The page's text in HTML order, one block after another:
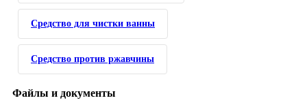
Средство для чистки ванны
Средство против ржавчины
Файлы и документы